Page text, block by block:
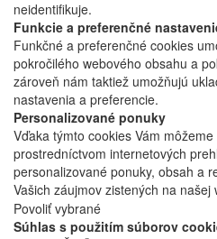
neidentifikuje.
Funkcie a preferenčné
Funkčné a preferenčné cookies
pokročilého webového obsahu a
zároveň nám taktiež umožňujú
nastavenia a preferencie.
Personalizované ponuky
Vďaka týmto cookies Vám
prostredníctvom internetových
personalizované ponuky, obsah a
Vašich záujmov zistených na našej
Povoliť vybrané
Súhlas s použitím súborov